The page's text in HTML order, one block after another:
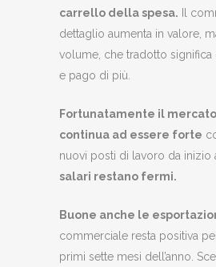
carrello della spesa. Il
dettaglio aumenta in valore,
volume, che tradotto
e pago di più.
Fortunatamente il
continua ad essere forte
nuovi posti di lavoro da inizio
salari restano fermi.
Buone anche le
commerciale resta positiva
primi sette mesi dell’anno.